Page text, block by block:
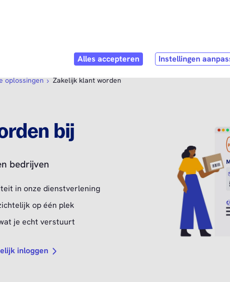
DienstenOpen submenu
WebshopOpen submenu
Service & Contact
oplossingen Zakelijk klant worden
bij
bedrijven
in onze dienstverlening
op één plek
je echt verstuurt
inloggen